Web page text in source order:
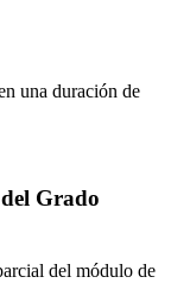
una duración de
Grado
del módulo de